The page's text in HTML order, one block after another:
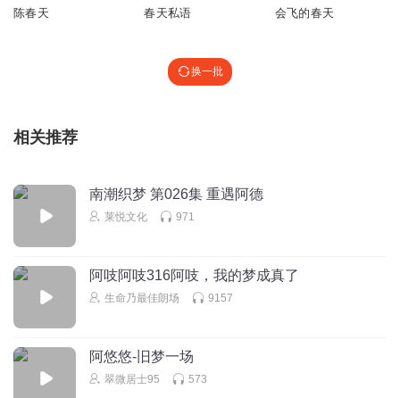
陈春天 春天私语 会飞的春天
换一批
相关推荐
南潮织梦 第026集 重遇阿德
莱悦文化 971
阿吱阿吱316阿吱，我的梦成真了
生命乃最佳朗场 9157
阿悠悠-旧梦一场
翠微居士95 573